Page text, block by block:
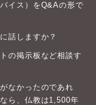
イス）をQ&Aの形で
話しますか？
の掲示板など相談す
なかったのであれ
ら、仏教は1,500年